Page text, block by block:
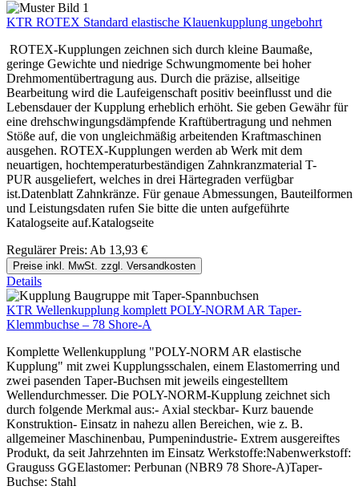
KTR ROTEX Standard elastische Klauenkupplung ungebohrt
ROTEX-Kupplungen zeichnen sich durch kleine Baumaße,
geringe Gewichte und niedrige Schwungmomente bei hoher
Drehmomentübertragung aus. Durch die präzise, allseitige
Bearbeitung wird die Laufeigenschaft positiv beeinflusst und die
Lebensdauer der Kupplung erheblich erhöht. Sie geben Gewähr für
eine drehschwingungsdämpfende Kraftübertragung und nehmen
Stöße auf, die von ungleichmäßig arbeitenden Kraftmaschinen
ausgehen. ROTEX-Kupplungen werden ab Werk mit dem
neuartigen, hochtemperaturbeständigen Zahnkranzmaterial T-
PUR ausgeliefert, welches in drei Härtegraden verfügbar
ist.Datenblatt Zahnkränze. Für genaue Abmessungen, Bauteilformen
und Leistungsdaten rufen Sie bitte die unten aufgeführte
Katalogseite auf.Katalogseite
Regulärer Preis: Ab 13,93 €
Preise inkl. MwSt. zzgl. Versandkosten
Details
KTR Wellenkupplung komplett POLY-NORM AR Taper-
Klemmbuchse – 78 Shore-A
Komplette Wellenkupplung "POLY-NORM AR elastische
Kupplung" mit zwei Kupplungsschalen, einem Elastomerring und
zwei pasenden Taper-Buchsen mit jeweils eingestelltem
Wellendurchmesser. Die POLY-NORM-Kupplung zeichnet sich
durch folgende Merkmal aus:- Axial steckbar- Kurz bauende
Konstruktion- Einsatz in nahezu allen Bereichen, wie z. B.
allgemeiner Maschinenbau, Pumpenindustrie- Extrem ausgereiftes
Produkt, da seit Jahrzehnten im Einsatz Werkstoffe:Nabenwerkstoff:
Grauguss GGElastomer: Perbunan (NBR9 78 Shore-A)Taper-
Buchse: Stahl